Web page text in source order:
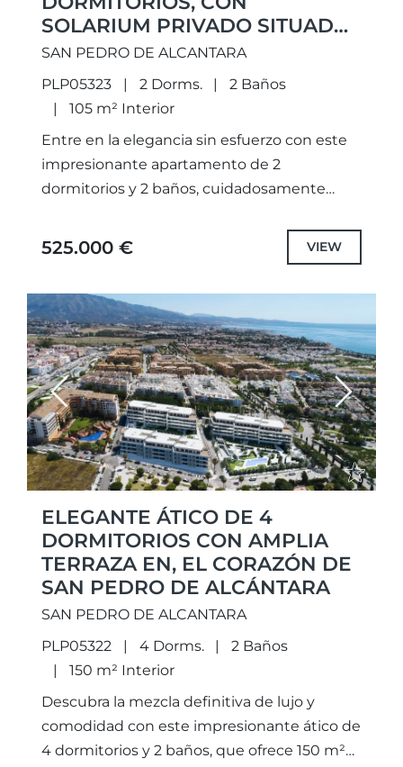
SOLARIUM PRIVADO SITUADO
EN UNA ZONA PRIVILEGIADA
DE SAN PEDRO
SAN PEDRO DE ALCANTARA
PLP05323
2 Dorms.
2 Baños
105 m² Interior
Entre en la elegancia sin esfuerzo con este
impresionante apartamento de 2
dormitorios y 2 baños, cuidadosamente
mediterránea. Situado en la 4ª...
525.000 € VIEW
Previous Next
ELEGANTE ÁTICO DE 4
DORMITORIOS CON AMPLIA
TERRAZA EN, EL CORAZÓN DE
SAN PEDRO DE ALCÁNTARA
SAN PEDRO DE ALCANTARA
PLP05322
4 Dorms.
2 Baños
150 m² Interior
Descubra la mezcla definitiva de lujo y
comodidad con este impresionante ático de
4 dormitorios y 2 baños, que ofrece 150 m²